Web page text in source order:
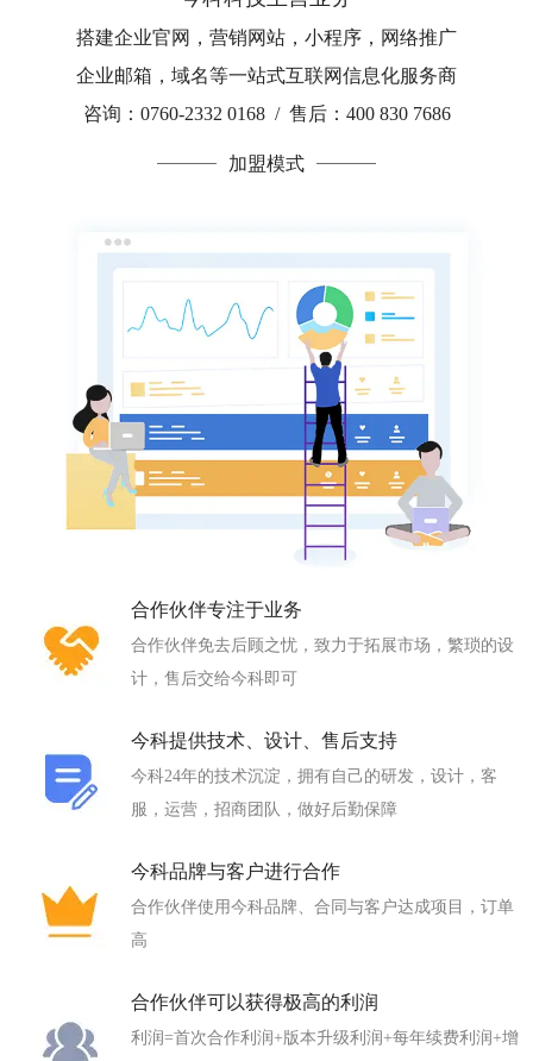
搭建企业官网，营销网站，小程序，网络推广
企业邮箱，域名等一站式互联网信息化服务商
咨询：0760-2332 0168 / 售后：400 830 7686
加盟模式
合作伙伴专注于业务
合作伙伴免去后顾之忧，致力于拓展市场，繁琐的设
计，售后交给今科即可
今科提供技术、设计、售后支持
今科24年的技术沉淀，拥有自己的研发，设计，客
服，运营，招商团队，做好后勤保障
今科品牌与客户进行合作
合作伙伴使用今科品牌、合同与客户达成项目，订单
高
合作伙伴可以获得极高的利润
利润=首次合作利润+版本升级利润+每年续费利润+增